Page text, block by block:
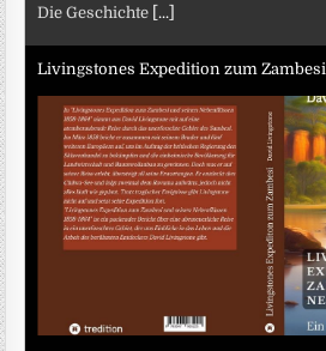
Die Geschichte [...]
Livingstones Expedition zum Zambesi